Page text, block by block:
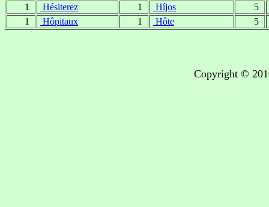
1
Hésiterez 1 Híjos
5
1
Hôpitaux 1 Hôte 5
Copyright ©